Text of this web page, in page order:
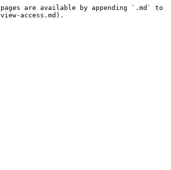
are available by appending `.md` to
access.md).